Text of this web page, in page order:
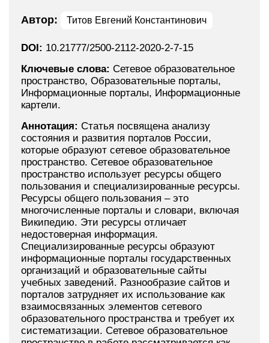
Автор: Титов Евгений Константинович
DOI: 10.21777/2500-2112-2020-2-7-15
Ключевые слова: Сетевое образовательное
пространство, Образовательные порталы,
Информационные порталы, Информационные
картели.
Аннотация: Статья посвящена анализу
состояния и развития порталов России,
которые образуют сетевое образовательное
пространство. Сетевое образовательное
пространство использует ресурсы общего
пользования и специализированные ресурсы.
Ресурсы общего пользования – это
многочисленные порталы и словари, включая
Википедию. Эти ресурсы отличает
недостоверная информация.
Специализированные ресурсы образуют
информационные порталы государственных
организаций и образовательные сайты
учебных заведений. Разнообразие сайтов и
порталов затрудняет их использование как
взаимосвязанных элементов сетевого
образовательного пространства и требует их
систематизации. Сетевое образовательное